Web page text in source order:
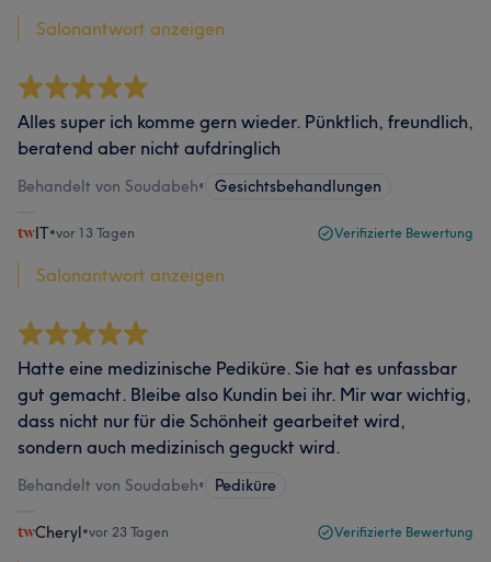
Salonantwort anzeigen
Alles super ich komme gern wieder. Pünktlich, freundlich,
beratend aber nicht aufdringlich
Behandelt von Soudabeh• Gesichtsbehandlungen
IT•vor 13 Tagen Verifizierte Bewertung
Salonantwort anzeigen
Hatte eine medizinische Pediküre. Sie hat es unfassbar
gut gemacht. Bleibe also Kundin bei ihr. Mir war wichtig,
dass nicht nur für die Schönheit gearbeitet wird,
sondern auch medizinisch geguckt wird.
Behandelt von Soudabeh• Pediküre
Cheryl•vor 23 Tagen Verifizierte Bewertung